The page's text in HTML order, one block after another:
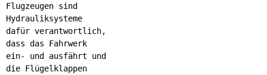
Flugzeugen sind
Hydrauliksysteme
dafür verantwortlich,
dass das Fahrwerk
ein- und ausfährt und
die Flügelklappen